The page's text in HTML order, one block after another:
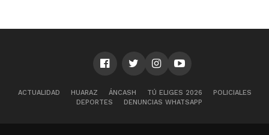
ACTUALIDAD HUARAZ ÁNCASH TÚ ELIGES 2026
POLICIALES
DEPORTES
DENUNCIAS WHATSAPP